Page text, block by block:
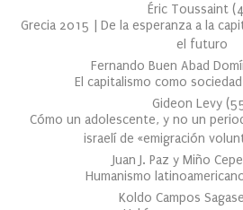
Éric Toussaint (
Grecia 2015 | De la esperanza a la
el futuro
Fernando Buen Abad
El capitalismo como
Gideon Levy (
Cómo un adolescente, y no un
israelí de «emigración
Juan J. Paz y Miño
Humanismo
Koldo Campos